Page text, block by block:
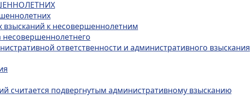
к несовершеннолетним
несовершеннолетнего
ответственности и административного взыскания
считается подвергнутым административному взысканию